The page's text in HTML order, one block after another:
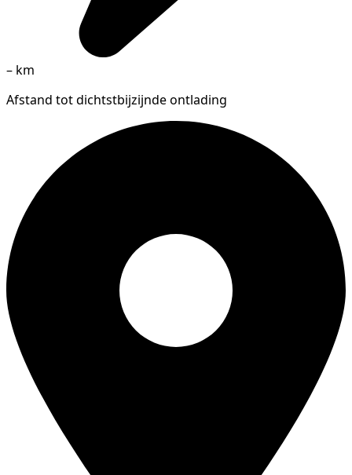
– km
Afstand tot dichtstbijzijnde ontlading